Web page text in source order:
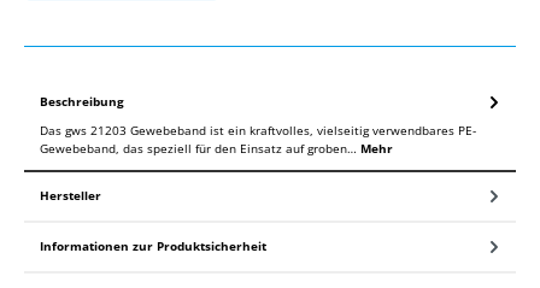
Beschreibung
Das gws 21203 Gewebeband ist ein kraftvolles, vielseitig verwendbares PE-
Gewebeband, das speziell für den Einsatz auf groben… Mehr
Hersteller
Informationen zur Produktsicherheit